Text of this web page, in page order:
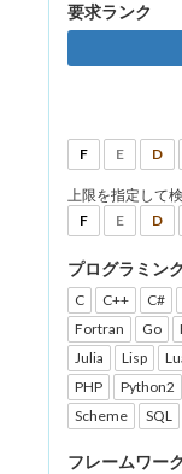
要求ランク
F E D
上限を指定して
F
E D
プログラミン
C C++ C#
Fortran
Go
Julia
Lisp
PHP
Python2
Scheme
SQL
フレームワーク